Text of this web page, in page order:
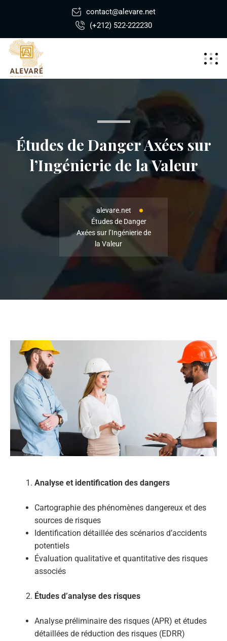
contact@alevare.net
(+212) 522-222230
Études de Danger Axées sur
l’Ingénierie de la Valeur
alevare.net
Études de Danger
Axées sur l’Ingénierie de
la Valeur
Analyse et identification des dangers
Cartographie des phénomènes dangereux et des
sources de risques
Identification détaillée des scénarios d’accidents
potentiels
Évaluation qualitative et quantitative des risques
associés
Études d’analyse des risques
Analyse préliminaire des risques (APR) et études
détaillées de réduction des risques (EDRR)